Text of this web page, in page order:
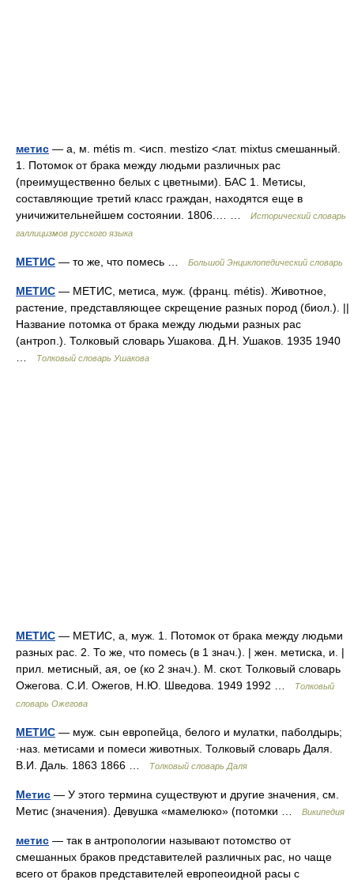
метис — а, м. métis m. <исп. mestizo <лат. mixtus смешанный.
1. Потомок от брака между людьми различных рас
(преимущественно белых с цветными). БАС 1. Метисы,
составляющие третий класс граждан, находятся еще в
уничижительнейшем состоянии. 1806.… …
Исторический словарь
галлицизмов русского языка
МЕТИС — то же, что помесь … Большой Энциклопедический словарь
МЕТИС — МЕТИС, метиса, муж. (франц. métis). Животное,
растение, представляющее скрещение разных пород (биол.). ||
Название потомка от брака между людьми разных рас
(антроп.). Толковый словарь Ушакова. Д.Н. Ушаков. 1935 1940
Толковый словарь Ушакова
МЕТИС — МЕТИС, а, муж. 1. Потомок от брака между людьми
разных рас. 2. То же, что помесь (в 1 знач.). | жен. метиска, и. |
прил. метисный, ая, ое (ко 2 знач.). М. скот. Толковый словарь
Ожегова. С.И. Ожегов, Н.Ю. Шведова. 1949 1992 …
Толковый
словарь Ожегова
МЕТИС — муж. сын европейца, белого и мулатки, паболдырь;
·наз. метисами и помеси животных. Толковый словарь Даля.
В.И. Даль. 1863 1866 …
Толковый словарь Даля
Метис — У этого термина существуют и другие значения, см.
Метис (значения). Девушка «мамелюко» (потомки …
Википедия
метис — так в антропологии называют потомство от
смешанных браков представителей различных рас, но чаще
всего от браков представителей европеоидной расы с